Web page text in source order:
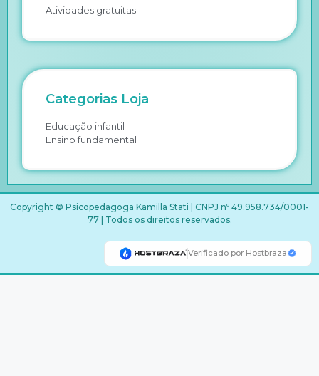
Atividades gratuitas
Categorias Loja
Educação infantil
Ensino fundamental
Copyright © Psicopedagoga Kamilla Stati | CNPJ nº 49.958.734/0001-
77 | Todos os direitos reservados.